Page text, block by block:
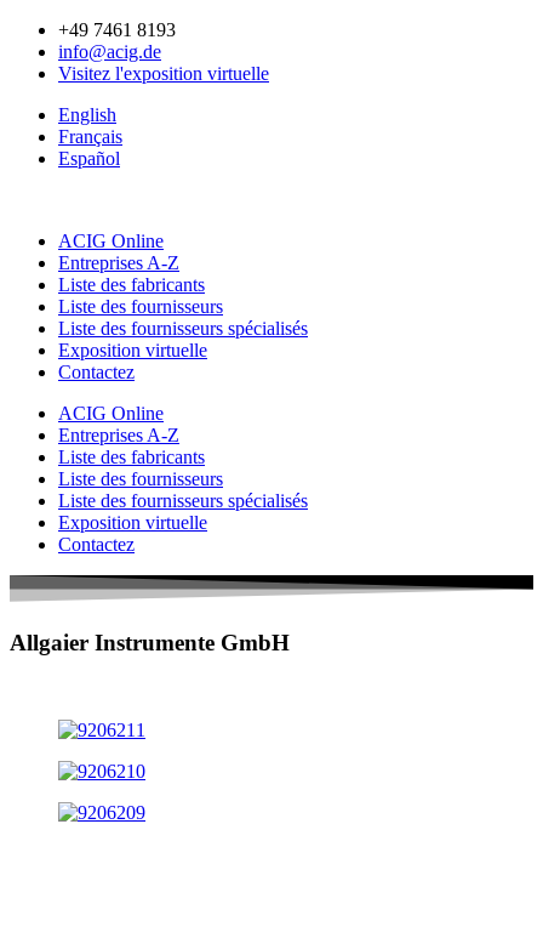
Aller
contenu
+49 7461 8193
info@acig.de
Visitez l'exposition virtuelle
English
Français
Español
ACIG Online
Entreprises A-Z
Liste des fabricants
Liste des fournisseurs
Liste des fournisseurs spécialisés
Exposition virtuelle
Contactez
ACIG Online
Entreprises A-Z
Liste des fabricants
Liste des fournisseurs
Liste des fournisseurs spécialisés
Exposition virtuelle
Contactez
Allgaier Instrumente GmbH